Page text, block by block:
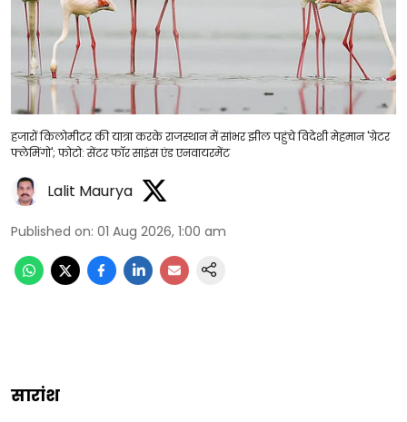
हजारों किलोमीटर की यात्रा करके राजस्थान में सांभर झील पहुंचे विदेशी मेहमान 'ग्रेटर
फ्लेमिंगो'; फोटो: सेंटर फॉर साइंस एंड एनवायरमेंट
Lalit Maurya
Published on: 01 Aug 2026, 1:00 am
सारांश